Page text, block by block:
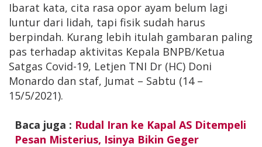
Ibarat kata, cita rasa opor ayam belum lagi
luntur dari lidah, tapi fisik sudah harus
berpindah. Kurang lebih itulah gambaran paling
pas terhadap aktivitas Kepala BNPB/Ketua
Satgas Covid-19, Letjen TNI Dr (HC) Doni
Monardo dan staf, Jumat – Sabtu (14 –
15/5/2021).
Baca juga : Rudal Iran ke Kapal AS Ditempeli
Pesan Misterius, Isinya Bikin Geger